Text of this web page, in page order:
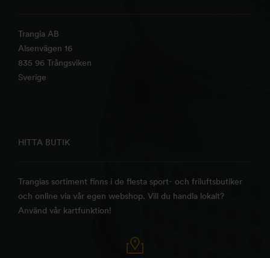
Trangia AB
Alsenvägen 16
835 96 Trångsviken
Sverige
HITTA BUTIK
Trangias sortiment finns i de flesta sport- och friluftsbutiker
och online via vår egen webshop. Vill du handla lokalt?
Använd vår kartfunktion!